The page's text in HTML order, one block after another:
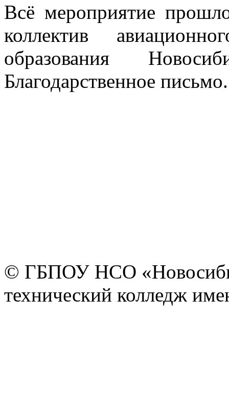
Всё мероприятие
коллектив
образования
Благодарственное письмо.
© ГБПОУ НСО
технический колледж